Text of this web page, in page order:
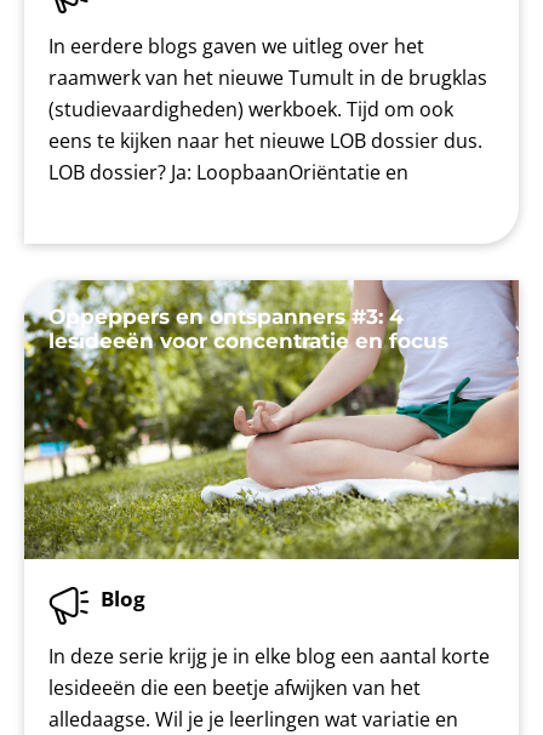
In eerdere blogs gaven we uitleg over het
raamwerk van het nieuwe Tumult in de brugklas
(studievaardigheden) werkboek. Tijd om ook
eens te kijken naar het nieuwe LOB dossier dus.
LOB dossier? Ja: LoopbaanOriëntatie en
Oppeppers en ontspanners #3: 4
lesideeën voor concentratie en focus
Blog
In deze serie krijg je in elke blog een aantal korte
lesideeën die een beetje afwijken van het
alledaagse. Wil je je leerlingen wat variatie en